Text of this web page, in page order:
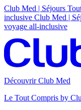
Club Med | Séjours
inclusive Club Med |
voyage all-inclusive
Découvrir Club Med
Le Tout Compris by